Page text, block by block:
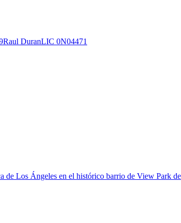
DuranLIC 0N04471
Los Ángeles en el histórico barrio de View Park